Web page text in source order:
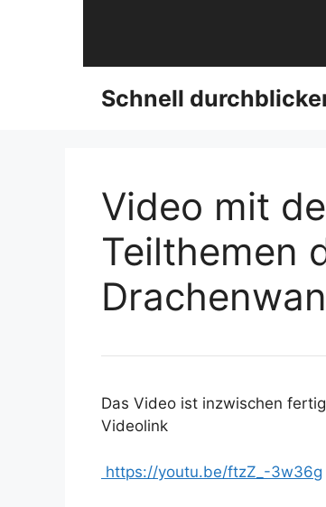
Schnell
Video mit
Teilthemen
Das Video ist inzwischen
Videolink
https://youtu.be/ftzZ_-3w36g